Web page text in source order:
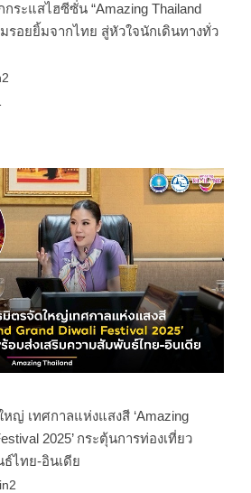
ระแสไฮซีซั่น “Amazing Thailand
มรอยยิ้มจากไทย สู่หัวใจนักเดินทางทั่ว
เทศกาลแห่งแสงสี ‘Amazing
2025’ กระตุ้นการท่องเที่ยว
ไทย-อินเดีย